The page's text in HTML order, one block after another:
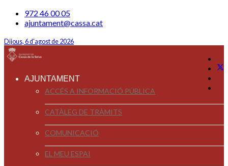
972 46 00 05
ajuntament@cassa.cat
Dijous, 6 d'agost de 2026
AJUNTAMENT
ACCÉS A INFORMACIÓ PÚBLICA
CATÀLEG DE TRÀMITS
COMUNICACIÓ
EL MEU ESPAI